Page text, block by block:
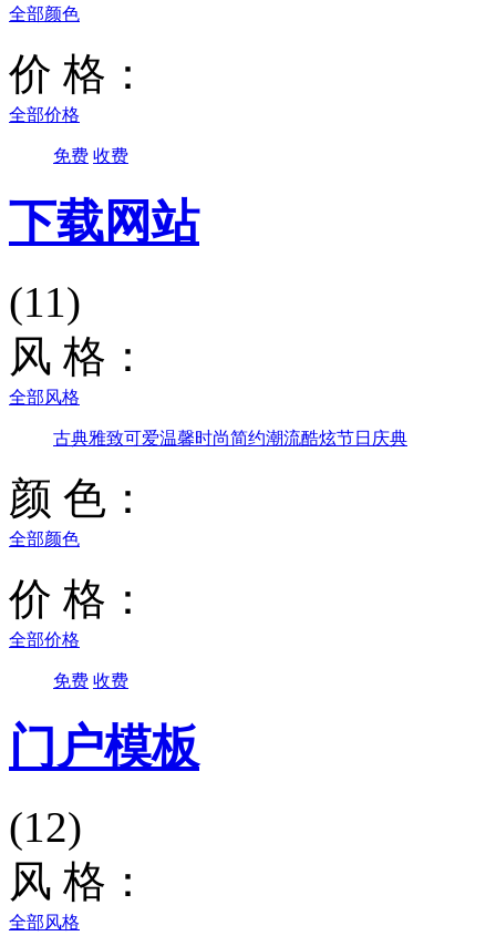
全部颜色
价 格：
全部价格
免费 收费
下载网站
(11)
风 格：
全部风格
古典雅致可爱温馨时尚简约潮流酷炫节日庆典
颜 色：
全部颜色
价 格：
全部价格
免费 收费
门户模板
(12)
风 格：
全部风格